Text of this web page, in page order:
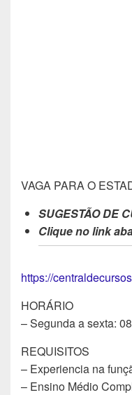
VAGA PARA O
SUGESTÃO DE
Clique no link
https://
HORÁRIO
– Segunda a sexta:
REQUISITOS
– Experiencia na
– Ensino Médio